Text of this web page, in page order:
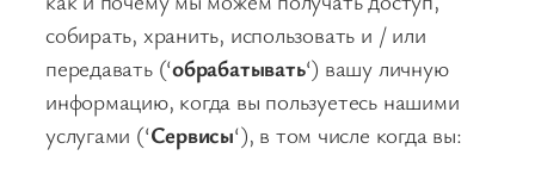
собирать, хранить, использовать и / или
передавать (‘обрабатывать‘) вашу личную
информацию, когда вы пользуетесь нашими
услугами (‘Сервисы‘), в том числе когда вы: